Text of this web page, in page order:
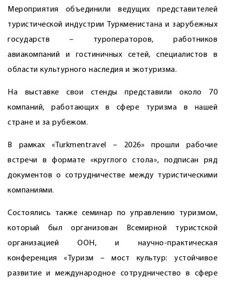
Мероприятия объединили ведущих представителей
туристической индустрии Туркменистана и зарубежных
государств – туроператоров, работников
авиакомпаний и гостиничных сетей, специалистов в
области культурного наследия и экотуризма.
На выставке свои стенды представили около 70
компаний, работающих в сфере туризма в нашей
стране и за рубежом.
В рамках «Turkmentravel – 2026» прошли рабочие
встречи в формате «круглого стола», подписан ряд
документов о сотрудничестве между туристическими
компаниями.
Состоялись также семинар по управлению туризмом,
который был организован Всемирной туристской
организацией ООН, и научно-практическая
конференция «Туризм – мост культур: устойчивое
развитие и международное сотрудничество в сфере